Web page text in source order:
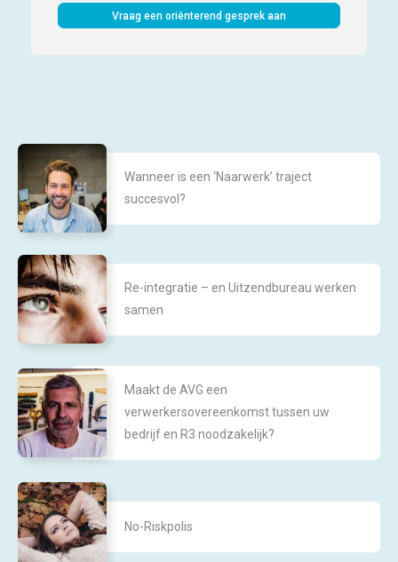
Vraag een oriënterend gesprek aan
Wanneer is een ‘Naarwerk’ traject
succesvol?
Re-integratie – en Uitzendbureau werken
samen
Maakt de AVG een
verwerkersovereenkomst tussen uw
bedrijf en R3 noodzakelijk?
No-Riskpolis